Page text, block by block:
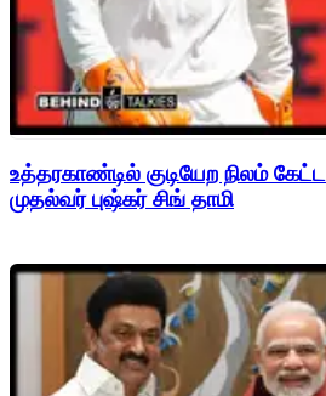
உத்தரகாண்டில் குடியேற நிலம்
முதல்வர் புஷ்கர் சிங் தாமி